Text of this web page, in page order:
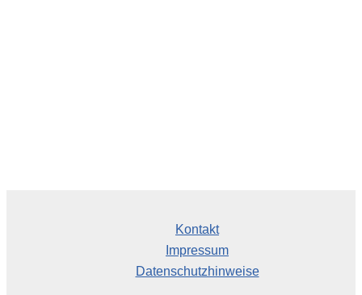
Kontakt
Impressum
Datenschutzhinweise